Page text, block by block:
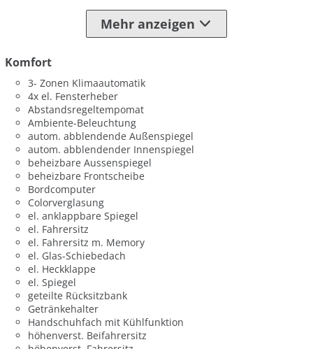
Mehr anzeigen
Komfort
3- Zonen Klimaautomatik
4x el. Fensterheber
Abstandsregeltempomat
Ambiente-Beleuchtung
autom. abblendende Außenspiegel
autom. abblendender Innenspiegel
beheizbare Aussenspiegel
beheizbare Frontscheibe
Bordcomputer
Colorverglasung
el. anklappbare Spiegel
el. Fahrersitz
el. Fahrersitz m. Memory
el. Glas-Schiebedach
el. Heckklappe
el. Spiegel
geteilte Rücksitzbank
Getränkehalter
Handschuhfach mit Kühlfunktion
höhenverst. Beifahrersitz